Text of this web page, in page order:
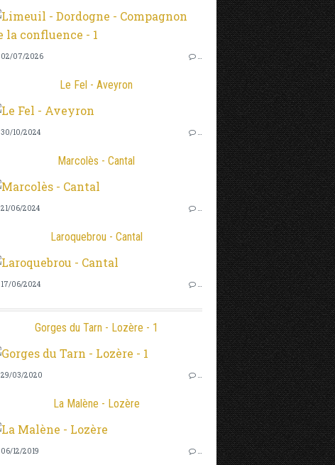
02/07/2026 …
Le Fel - Aveyron
30/10/2024 …
Marcolès - Cantal
21/06/2024 …
Laroquebrou - Cantal
17/06/2024 …
Gorges du Tarn - Lozère - 1
29/03/2020 …
La Malène - Lozère
06/12/2019 …